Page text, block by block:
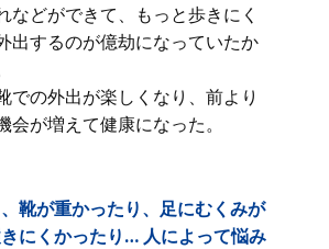
などができて、もっと歩きにく
出するのが億劫になっていたか
での外出が楽しくなり、前より
会が増えて健康になった。
靴が重かったり、足にむくみが
にくかったり… 人によって悩み